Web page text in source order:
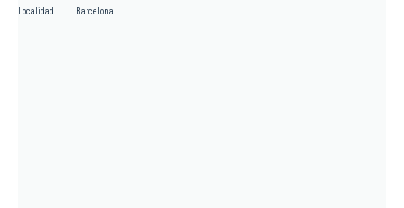
Localidad Barcelona